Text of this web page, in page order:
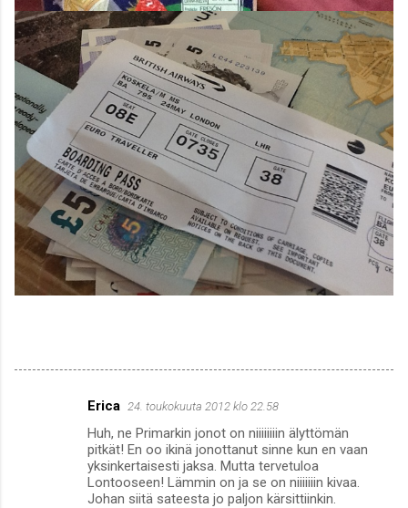
Erica 24. toukokuuta 2012 klo 22.58
Huh, ne Primarkin jonot on niiiiiiiin älyttömän
pitkät! En oo ikinä jonottanut sinne kun en vaan
yksinkertaisesti jaksa. Mutta tervetuloa
Lontooseen! Lämmin on ja se on niiiiiiin kivaa.
Johan siitä sateesta jo paljon kärsittiinkin.